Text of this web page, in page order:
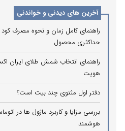
آخرین های دیدنی و خواندنی
حداکثری محصول
راهنمای انتخاب شمش طلای ایران
هویت
دفتر اول مثنوی چند بیت است؟
بررسی مزایا و کاربرد ماژول ها در
هوشمند